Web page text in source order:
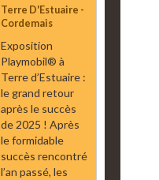
Terre D'Estuaire -
Cordemais
Exposition
Playmobil® à
Terre d’Estuaire :
le grand retour
après le succès
de 2025 ! Après
le formidable
succès rencontré
l’an passé, les